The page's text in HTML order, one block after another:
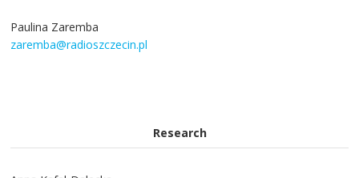
Paulina Zaremba
zaremba@radioszczecin.pl
Research